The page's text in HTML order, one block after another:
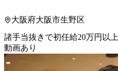
大阪府大阪市生野区
諸手当抜きで初任給20万円以上
動画あり